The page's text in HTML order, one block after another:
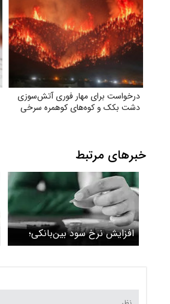
درخواست برای مهار فوری آتش‌سوزی
دشت بکک و کوه‌های کوهمره‌ سرخی
خبرهای مرتبط
افزایش نرخ سود بین‌بانکی؛
تغییر فاز در سیاست‌های پولی؟